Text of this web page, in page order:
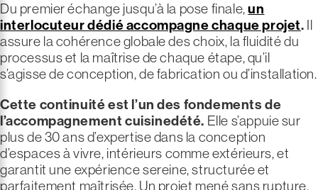
Du premier échange jusqu’à la pose finale,un
interlocuteur dédié accompagne chaque projet. Il
assure la cohérence globale des choix, la fluidité du
processus et la maîtrise de chaque étape, qu’il
s’agisse de conception, de fabrication ou d’installation.
Cette continuité est l’un des fondements de
l’accompagnement cuisinedété. Elle s’appuie sur
plus de 30 ans d’expertise dans la conception
d’espaces à vivre, intérieurs comme extérieurs, et
garantit une expérience sereine, structurée et
parfaitement maîtrisée. Un projet mené sans rupture,